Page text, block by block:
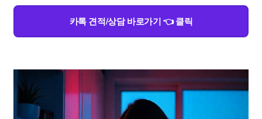
카톡 견적/상담 바로가기 👈 클릭